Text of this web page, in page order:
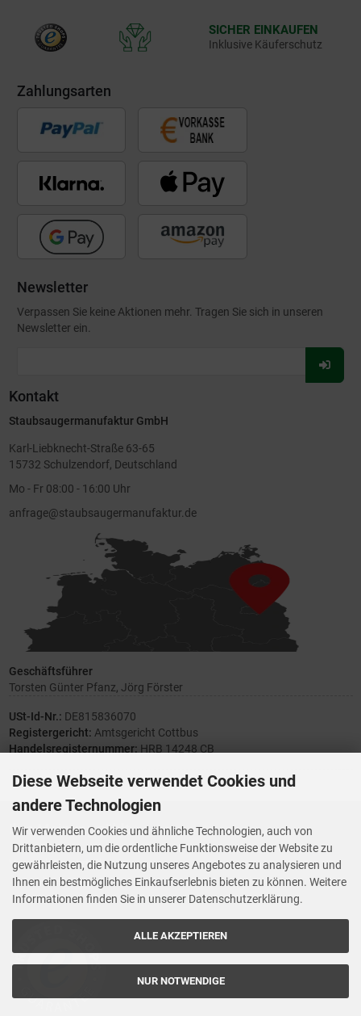
SICHER EINKAUFEN
Inklusive Käuferschutz
Zahlungsarten
Newsletter
Verpassen Sie keine Aktionen mehr. Tragen Sie sich in unseren
Newsletter ein.
Für
Kontakt
Staubsaugermanufaktur GmbH
Karl-Liebknecht-Straße 63-65
15732 Schulzendorf, Deutschland
Mo - Fr 08:00 - 16:00 Uhr
anfrage@staubsaugermanufaktur.de
Geschäftsführer
Torsten Günter Pfanz, Jörg Förster
USt-Id-Nr.: DE815836070
Registergericht: Amtsgericht Cottbus
Handelsregisternummer: HRB 14248 CB
Ihre Meinung zählt
Vorwerk Ersatzteile
Wenn Ihnen der Service der StaubsaugerManufaktur gefallen hat,
bewerten Sie uns bitte bei Trustedshops.de
Diese Webseite verwendet Cookies und
andere Technologien
Wir verwenden Cookies und ähnliche Technologien, auch von
Drittanbietern, um die ordentliche Funktionsweise der Website zu
gewährleisten, die Nutzung unseres Angebotes zu analysieren und
Ihnen ein bestmögliches Einkaufserlebnis bieten zu können. Weitere
Informationen finden Sie in unserer Datenschutzerklärung.
ALLE AKZEPTIEREN
NUR NOTWENDIGE